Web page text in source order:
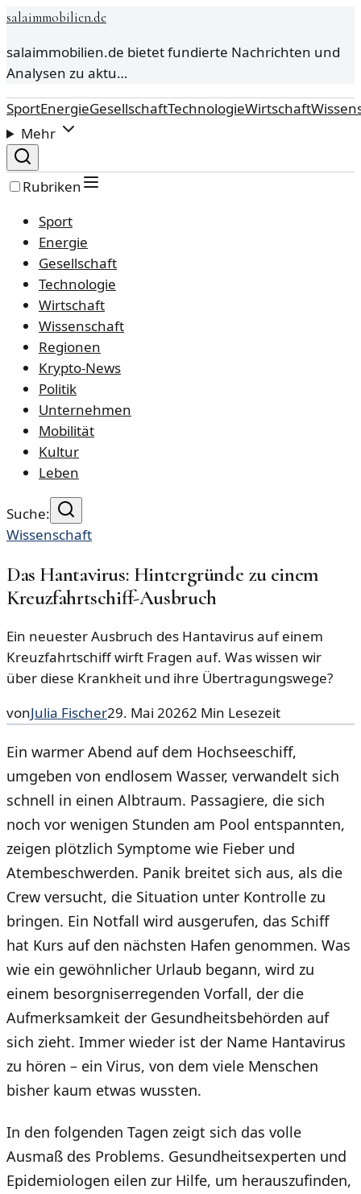
salaimmobilien.de
salaimmobilien.de bietet fundierte Nachrichten und
Analysen zu aktu…
SportEnergieGesellschaftTechnologieWirtschaft
Mehr
Rubriken
Sport
Energie
Gesellschaft
Technologie
Wirtschaft
Wissenschaft
Regionen
Krypto-News
Politik
Unternehmen
Mobilität
Kultur
Leben
Suche:
Wissenschaft
Das Hantavirus: Hintergründe zu einem
Kreuzfahrtschiff-Ausbruch
Ein neuester Ausbruch des Hantavirus auf einem
Kreuzfahrtschiff wirft Fragen auf. Was wissen wir
über diese Krankheit und ihre Übertragungswege?
vonJulia Fischer29. Mai 20262 Min Lesezeit
Ein warmer Abend auf dem Hochseeschiff,
umgeben von endlosem Wasser, verwandelt sich
schnell in einen Albtraum. Passagiere, die sich
noch vor wenigen Stunden am Pool entspannten,
zeigen plötzlich Symptome wie Fieber und
Atembeschwerden. Panik breitet sich aus, als die
Crew versucht, die Situation unter Kontrolle zu
bringen. Ein Notfall wird ausgerufen, das Schiff
hat Kurs auf den nächsten Hafen genommen. Was
wie ein gewöhnlicher Urlaub begann, wird zu
einem besorgniserregenden Vorfall, der die
Aufmerksamkeit der Gesundheitsbehörden auf
sich zieht. Immer wieder ist der Name Hantavirus
zu hören – ein Virus, von dem viele Menschen
bisher kaum etwas wussten.
In den folgenden Tagen zeigt sich das volle
Ausmaß des Problems. Gesundheitsexperten und
Epidemiologen eilen zur Hilfe, um herauszufinden,